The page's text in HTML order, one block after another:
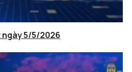
ngày 5/5/2026